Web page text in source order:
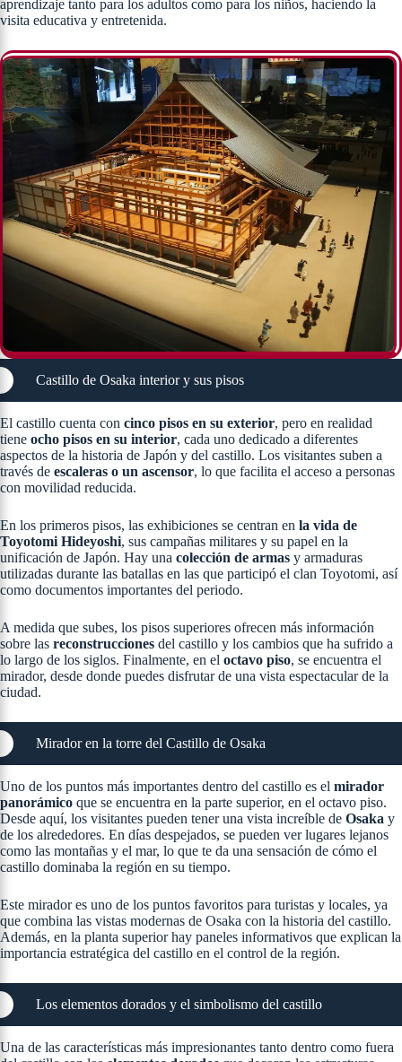
aprendizaje tanto para los adultos como para los niños, haciendo la
visita educativa y entretenida.
Castillo de Osaka interior y sus pisos
El castillo cuenta con cinco pisos en su exterior, pero en realidad
tiene ocho pisos en su interior, cada uno dedicado a diferentes
aspectos de la historia de Japón y del castillo. Los visitantes suben a
través de escaleras o un ascensor, lo que facilita el acceso a personas
con movilidad reducida.
En los primeros pisos, las exhibiciones se centran en la vida de
Toyotomi Hideyoshi, sus campañas militares y su papel en la
unificación de Japón. Hay una colección de armas y armaduras
utilizadas durante las batallas en las que participó el clan Toyotomi, así
como documentos importantes del periodo​.
A medida que subes, los pisos superiores ofrecen más información
sobre las reconstrucciones del castillo y los cambios que ha sufrido a
lo largo de los siglos. Finalmente, en el octavo piso, se encuentra el
mirador, desde donde puedes disfrutar de una vista espectacular de la
ciudad.
Mirador en la torre del Castillo de Osaka
Uno de los puntos más importantes dentro del castillo es el mirador
panorámico que se encuentra en la parte superior, en el octavo piso.
Desde aquí, los visitantes pueden tener una vista increíble de Osaka y
de los alrededores. En días despejados, se pueden ver lugares lejanos
como las montañas y el mar, lo que te da una sensación de cómo el
castillo dominaba la región en su tiempo.
Este mirador es uno de los puntos favoritos para turistas y locales, ya
que combina las vistas modernas de Osaka con la historia del castillo.
Además, en la planta superior hay paneles informativos que explican la
importancia estratégica del castillo en el control de la región​.
Los elementos dorados y el simbolismo del castillo
Una de las características más impresionantes tanto dentro como fuera